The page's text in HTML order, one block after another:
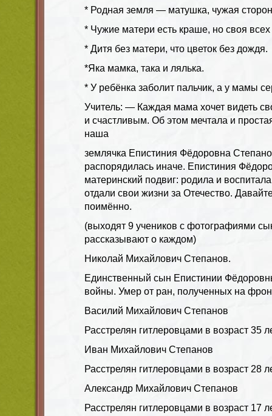
* Родная земля — матушка, чужая
* Чужие матери есть краше, но своя
* Дитя без матери, что цветок без дождя.
*Яка мамка, така и лялька.
* У ребёнка заболит пальчик, а у мамы
Учитель: — Каждая мама хочет видеть
и счастливым. Об этом мечтала и
наша
землячка Епистиния Фёдоровна
распорядилась иначе. Епистиния
материнский подвиг: родила и
отдали свои жизни за Отечество.
поимённо.
(выходят 9 учеников с фотографиями
рассказывают о каждом)
Николай Михайлович Степанов.
Единственный сын Епистинии
войны. Умер от ран, полученных на
Василий Михайлович Степанов
Расстрелян гитлеровцами в возраст 35
Иван Михайлович Степанов
Расстрелян гитлеровцами в возраст 28
Александр Михайлович Степанов
Расстрелян гитлеровцами в возраст 17